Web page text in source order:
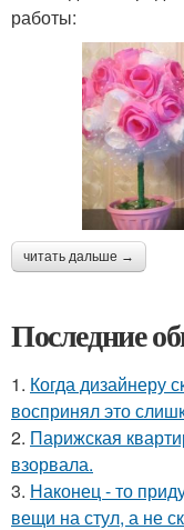
работы:
читать дальше →
Последние
1. Когда дизайнеру
воспринял это
2. Парижская
взорвала.
3. Наконец - то
вещи на стул, а не